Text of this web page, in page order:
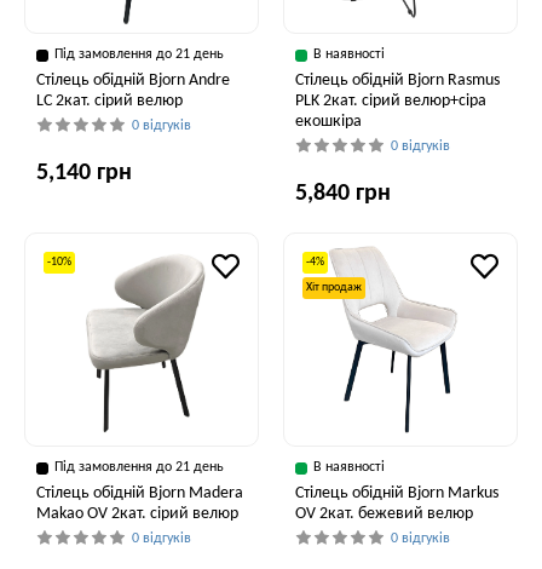
Під замовлення до 21 день
Стілець обідній Bjorn Andre
LC 2кат. сірий велюр
0 відгуків
5,140 грн
В наявності
Стілець обідній Bjorn Rasmus
PLK 2кат. сірий велюр+сіра
екошкіра
0 відгуків
5,840 грн
-10%
Під замовлення до 21 день
Стілець обідній Bjorn Madera
Makao OV 2кат. сірий велюр
0 відгуків
-4%
Хіт продаж
В наявності
Стілець обідній Bjorn Markus
OV 2кат. бежевий велюр
0 відгуків